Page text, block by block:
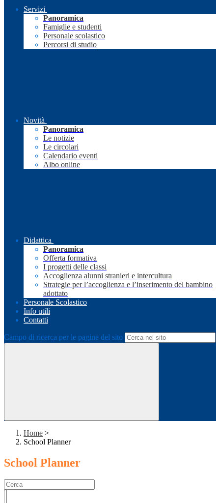
Servizi
Panoramica
Famiglie e studenti
Personale scolastico
Percorsi di studio
Novità
Panoramica
Le notizie
Le circolari
Calendario eventi
Albo online
Didattica
Panoramica
Offerta formativa
I progetti delle classi
Accoglienza alunni stranieri e intercultura
Strategie per l’accoglienza e l’inserimento del bambino
adottato
Personale Scolastico
Info utili
Contatti
Campo di ricerca per le pagine del sito
Home >
School Planner
School Planner